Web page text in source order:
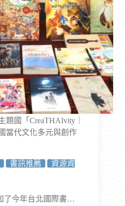
題國「CreaTHAIvity｜
當代文化多元與創作
書訊推薦
資源資
了今年台北國際書…